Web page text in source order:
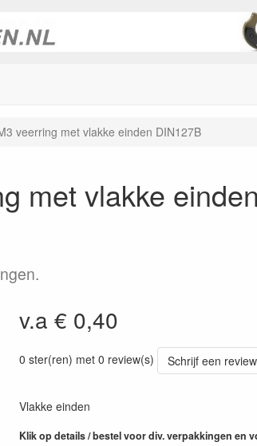
veerring met vlakke einden DIN127B
met vlakke einden
v.a € 0,40
0 ster(ren) met 0 review(s) Schrijf een review
Vlakke einden
Klik op details / bestel voor div. verpakkingen en